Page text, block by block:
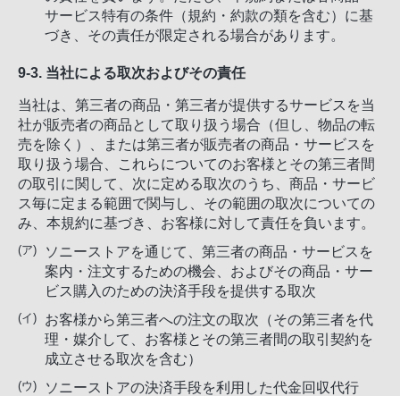
サービス特有の条件（規約・約款の類を含む）に基
づき、その責任が限定される場合があります。
9-3. 当社による取次およびその責任
当社は、第三者の商品・第三者が提供するサービスを当
社が販売者の商品として取り扱う場合（但し、物品の転
売を除く）、または第三者が販売者の商品・サービスを
取り扱う場合、これらについてのお客様とその第三者間
の取引に関して、次に定める取次のうち、商品・サービ
ス毎に定まる範囲で関与し、その範囲の取次についての
み、本規約に基づき、お客様に対して責任を負います。
ソニーストアを通じて、第三者の商品・サービスを
案内・注文するための機会、およびその商品・サー
ビス購入のための決済手段を提供する取次
お客様から第三者への注文の取次（その第三者を代
理・媒介して、お客様とその第三者間の取引契約を
成立させる取次を含む）
ソニーストアの決済手段を利用した代金回収代行